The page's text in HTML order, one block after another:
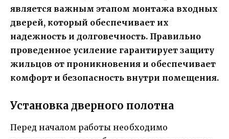
является важным этапом монтажа входных
дверей, который обеспечивает их
надежность и долговечность. Правильно
проведенное усиление гарантирует защиту
жильцов от проникновения и обеспечивает
комфорт и безопасность внутри помещения.
Установка дверного полотна
Перед началом работы необходимо